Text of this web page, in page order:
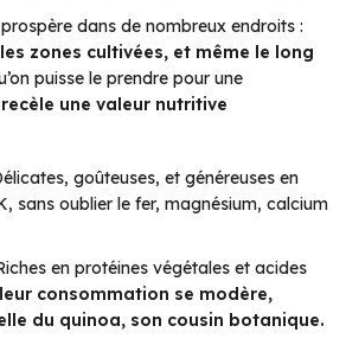
dans de nombreux endroits :
zones cultivées, et même le long
puisse le prendre pour une
une valeur nutritive
goûteuses, et généreuses en
sans oublier le fer, magnésium, calcium
en protéines végétales et acides
leur consommation se modère,
du quinoa, son cousin botanique.